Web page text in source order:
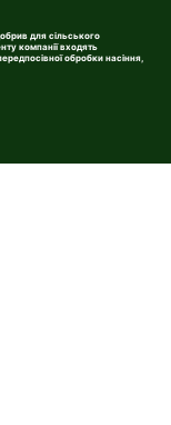
для сільського
компанії входять
обробки насіння,